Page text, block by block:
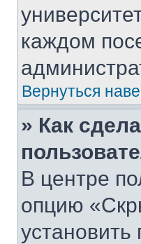
каждом
Вернуться
» Как
В центре
опцию